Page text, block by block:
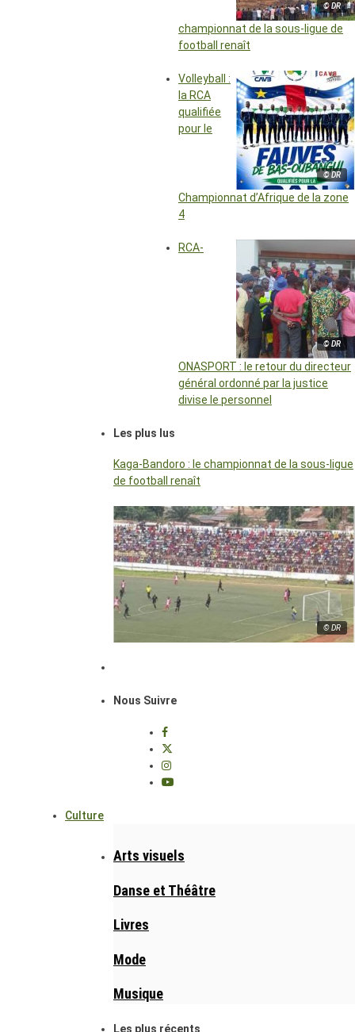
© DR
championnat de la sous-ligue de
football renaît
© DR
Volleyball :
la RCA
qualifiée
pour le
Championnat d’Afrique de la zone
4
© DR
RCA-
ONASPORT : le retour du directeur
général ordonné par la justice
divise le personnel
Les plus lus
Kaga-Bandoro : le championnat de la sous-ligue
de football renaît
© DR
Nous Suivre
Culture
Arts visuels
Danse et Théâtre
Livres
Mode
Musique
Les plus récents